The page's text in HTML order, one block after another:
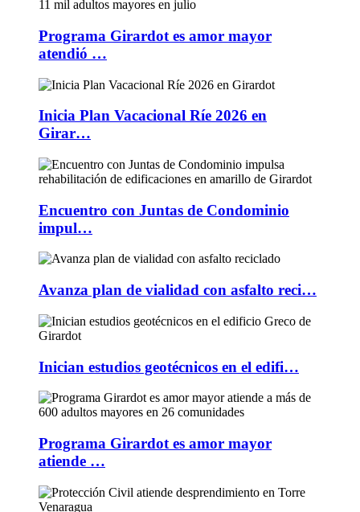
Programa Girardot es amor mayor
atendió …
Inicia Plan Vacacional Ríe 2026 en
Girar…
Encuentro con Juntas de Condominio
impul…
Avanza plan de vialidad con asfalto reci…
Inician estudios geotécnicos en el edifi…
Programa Girardot es amor mayor
atiende …